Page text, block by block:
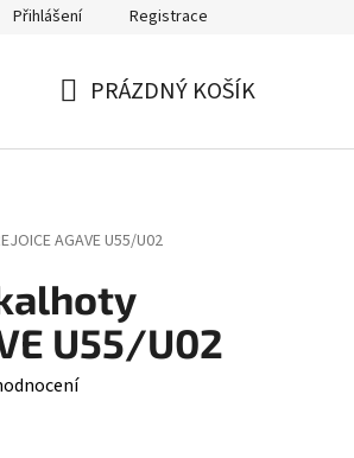
Přihlášení Registrace
PRÁZDNÝ KOŠÍK
AGAVE U55/U02
U55/U02